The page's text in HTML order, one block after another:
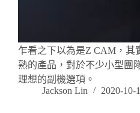
乍看之下以為是Z CAM，其
熟的產品，對於不少小型團
理想的副機選項。
Jackson Lin
2020-10-